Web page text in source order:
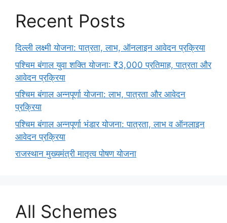
Recent Posts
दिल्ली लक्ष्मी योजना: पात्रता, लाभ, ऑनलाइन आवेदन प्रक्रिया
पश्चिम बंगाल युवा शक्ति योजना: ₹3,000 प्रतिमाह, पात्रता और
आवेदन प्रक्रिया
पश्चिम बंगाल अन्नपूर्णा योजना: लाभ, पात्रता और आवेदन
प्रक्रिया
पश्चिम बंगाल अन्नपूर्णा भंडार योजना: पात्रता, लाभ व ऑनलाइन
आवेदन प्रक्रिया
राजस्थान मुख्यमंत्री मातृत्व पोषण योजना
All Schemes